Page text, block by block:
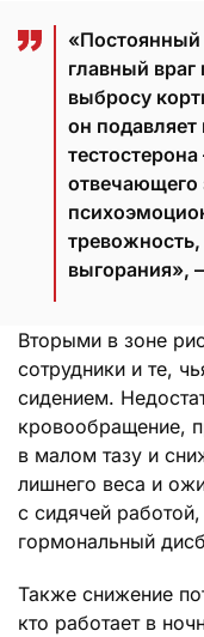
«Постоянный
главный
выбросу
он
отвечающего
выгорания»,
Вторыми в зоне
сотрудники и те,
сидением.
кровообращение,
в малом тазу и
лишнего веса и
с сидячей
гормональный
Также снижение
кто работает в